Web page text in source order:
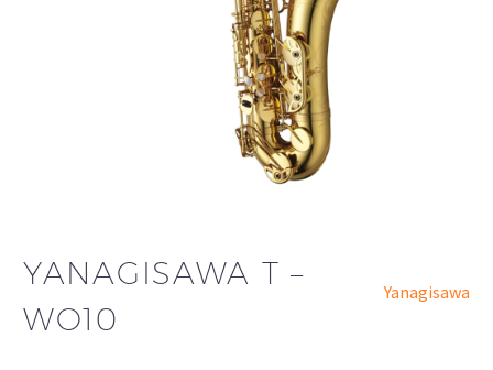
YANAGISAWA T –
WO10
Yanagisawa